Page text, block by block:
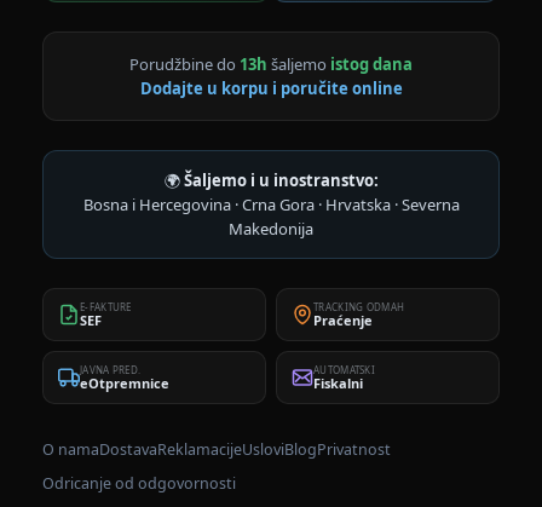
Porudžbine do 13h šaljemo istog dana
Dodajte u korpu i poručite online
🌍Šaljemo i u inostranstvo:
Bosna i Hercegovina · Crna Gora · Hrvatska · Severna
Makedonija
E-FAKTURE
SEF
TRACKING ODMAH
Praćenje
JAVNA PRED.
eOtpremnice
AUTOMATSKI
Fiskalni
O namaDostavaReklamacijeUsloviBlogPrivatnost
Odricanje od odgovornosti